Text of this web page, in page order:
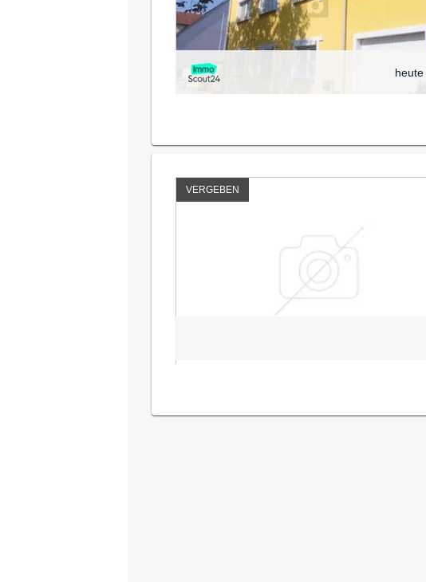
heute
VERGEBEN